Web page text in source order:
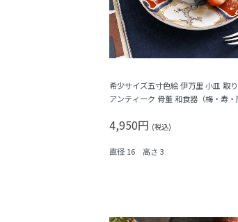
希少サイズ五寸色絵 伊万里 小皿 取
アンティーク 骨董 和食器（梅・寿・
4,950円 (税込)
直径 16 高さ 3